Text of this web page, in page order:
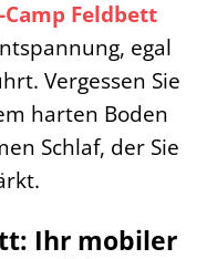
Camp Feldbett
egal
Vergessen Sie
harten Boden
Schlaf, der Sie
Ihr mobiler